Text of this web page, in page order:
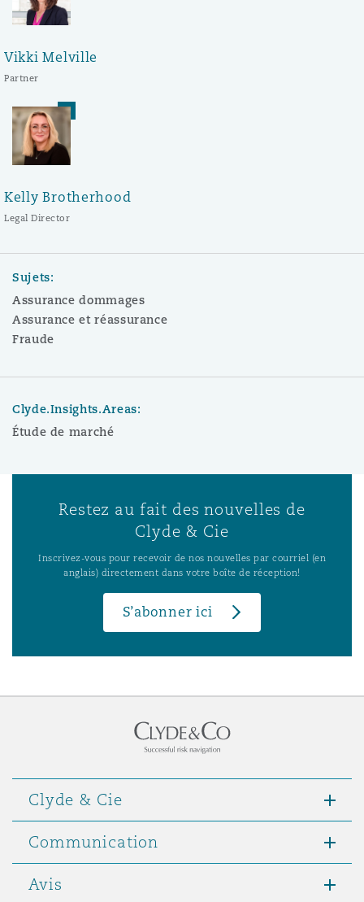
Vikki Melville
Partner
Kelly Brotherhood
Legal Director
Sujets:
Assurance dommages
Assurance et réassurance
Fraude
Clyde.Insights.Areas:
Étude de marché
Restez au fait des nouvelles de
Clyde & Cie
Inscrivez-vous pour recevoir de nos nouvelles par courriel (en
anglais) directement dans votre boîte de réception!
S’abonner ici
Clyde & Cie
Communication
Avis